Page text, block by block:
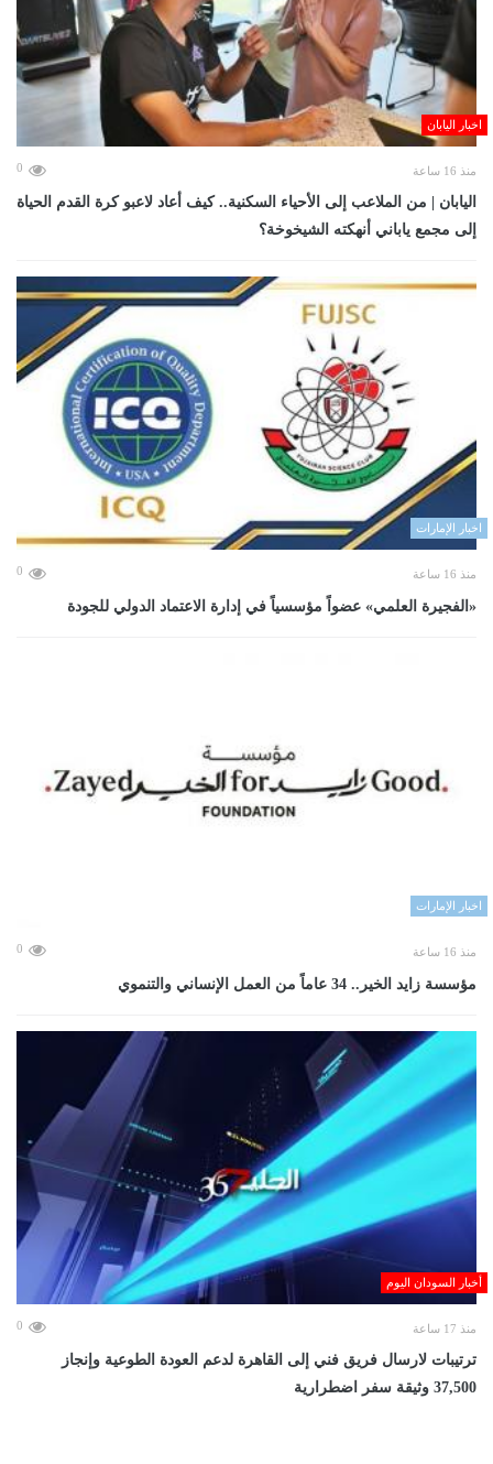
اخبار اليابان
منذ 16 ساعة 0
اليابان | من الملاعب إلى الأحياء السكنية.. كيف أعاد لاعبو كرة القدم الحياة
إلى مجمع ياباني أنهكته الشيخوخة؟
اخبار الإمارات
منذ 16 ساعة 0
«الفجيرة العلمي» عضواً مؤسسياً في إدارة الاعتماد الدولي للجودة
اخبار الإمارات
منذ 16 ساعة 0
مؤسسة زايد الخير.. 34 عاماً من العمل الإنساني والتنموي
أخبار السودان اليوم
منذ 17 ساعة 0
ترتيبات لارسال فريق فني إلى القاهرة لدعم العودة الطوعية وإنجاز
37,500 وثيقة سفر اضطرارية